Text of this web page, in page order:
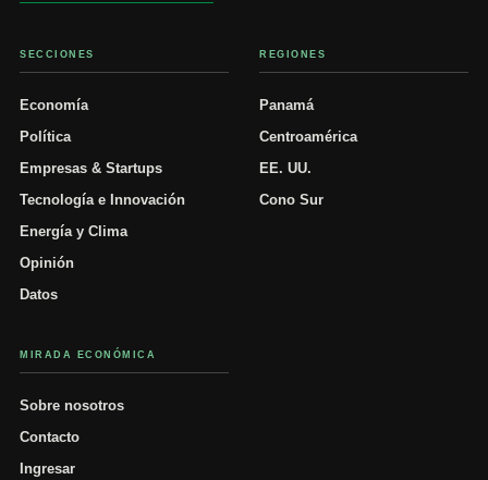
SECCIONES
Economía
Política
Empresas & Startups
Tecnología e Innovación
Energía y Clima
Opinión
Datos
REGIONES
Panamá
Centroamérica
EE. UU.
Cono Sur
MIRADA ECONÓMICA
Sobre nosotros
Contacto
Ingresar